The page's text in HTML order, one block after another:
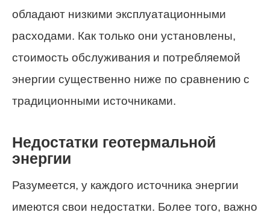
обладают низкими эксплуатационными
расходами. Как только они установлены,
стоимость обслуживания и потребляемой
энергии существенно ниже по сравнению с
традиционными источниками.
Недостатки геотермальной
энергии
Разумеется, у каждого источника энергии
имеются свои недостатки. Более того, важно